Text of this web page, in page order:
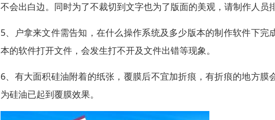
不会出白边。同时为了不裁切到文字也为了版面的美观，请制作人
5、户拿来文件需告知，在什么操作系统及多少版本的制作软件下
本的软件打开文件，会发生打不开及文件出错等现象。
6、有大面积硅油附着的纸张，覆膜后不宜加折痕，有折痕的地方
为硅油已起到覆膜效果。